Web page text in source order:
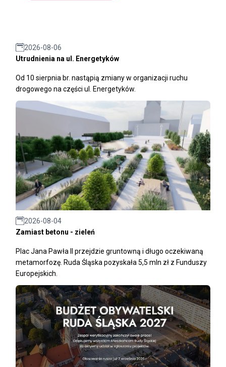
2026-08-06
Utrudnienia na ul. Energetyków
Od 10 sierpnia br. nastąpią zmiany w organizacji ruchu
drogowego na części ul. Energetyków.
2026-08-04
Zamiast betonu - zieleń
Plac Jana Pawła II przejdzie gruntowną i długo oczekiwaną
metamorfozę. Ruda Śląska pozyskała 5,5 mln zł z Funduszy
Europejskich.